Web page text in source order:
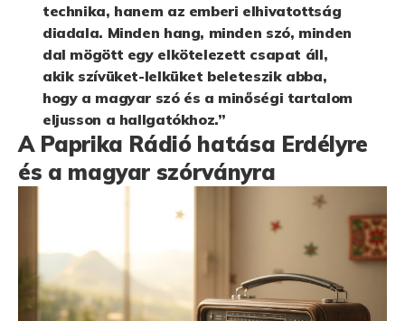
technika, hanem az emberi elhivatottság
diadala. Minden hang, minden szó, minden
dal mögött egy elkötelezett csapat áll,
akik szívüket-lelküket beleteszik abba,
hogy a magyar szó és a minőségi tartalom
eljusson a hallgatókhoz.”
A Paprika Rádió hatása Erdélyre
és a magyar szórványra